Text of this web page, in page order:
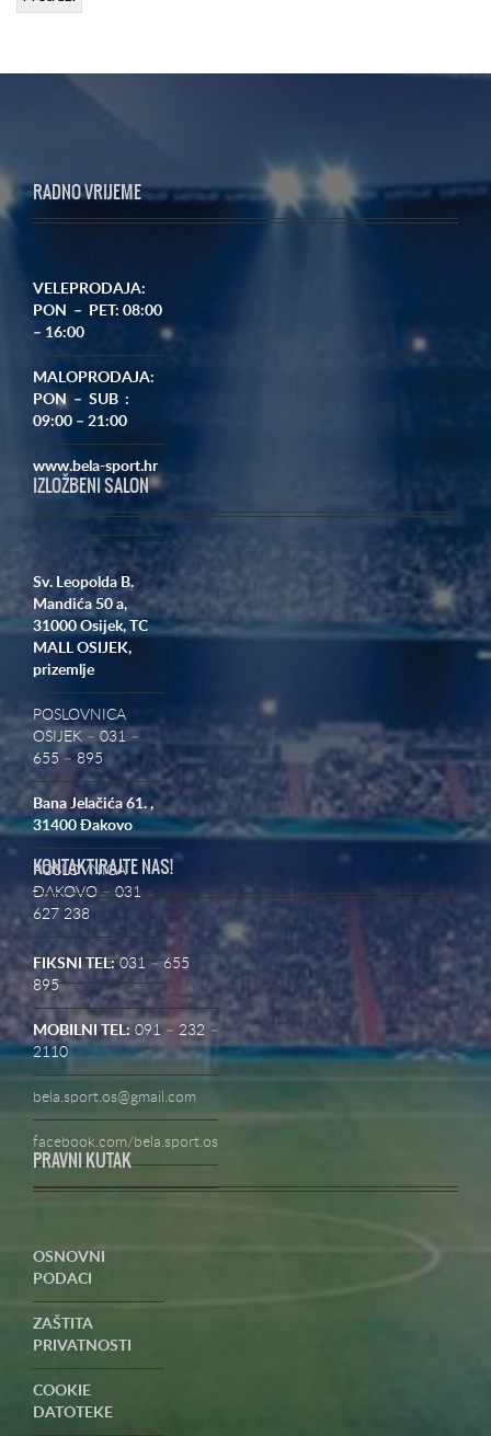
RADNO VRIJEME
VELEPRODAJA:
PON – PET: 08:00
– 16:00
MALOPRODAJA:
PON – SUB :
09:00 – 21:00
www.bela-sport.hr
IZLOŽBENI SALON
Sv. Leopolda B.
Mandića 50 a,
31000 Osijek, TC
MALL OSIJEK,
prizemlje
POSLOVNICA
OSIJEK – 031 –
655 – 895
Bana Jelačića 61. ,
31400 Đakovo
POSLOVNICA
ĐAKOVO – 031
627 238
KONTAKTIRAJTE NAS!
FIKSNI TEL:031 – 655
895
MOBILNI TEL: 091 – 232 –
2110
bela.sport.os@gmail.com
facebook.com/bela.sport.os
PRAVNI KUTAK
OSNOVNI
PODACI
ZAŠTITA
PRIVATNOSTI
COOKIE
DATOTEKE